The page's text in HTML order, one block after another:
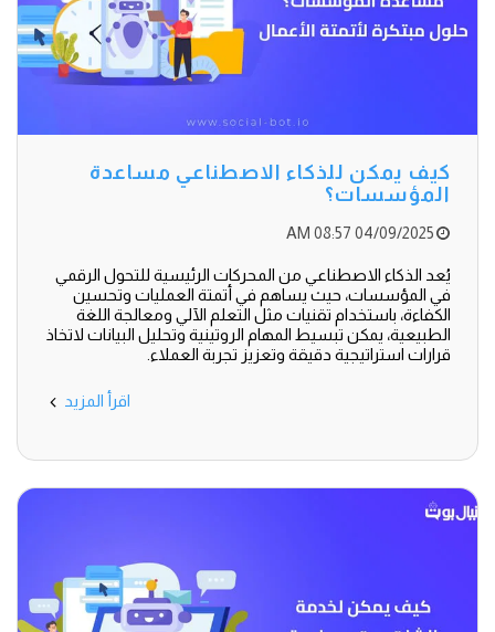
كيف يمكن للذكاء الاصطناعي مساعدة
المؤسسات؟
04/09/2025 08:57 AM
يُعد الذكاء الاصطناعي من المحركات الرئيسية للتحول الرقمي
في المؤسسات، حيث يساهم في أتمتة العمليات وتحسين
الكفاءة، باستخدام تقنيات مثل التعلم الآلي ومعالجة اللغة
الطبيعية، يمكن تبسيط المهام الروتينية وتحليل البيانات لاتخاذ
قرارات استراتيجية دقيقة وتعزيز تجربة العملاء.
اقرأ المزيد